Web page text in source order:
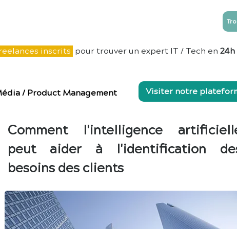
inscrits pour trouver un expert IT / Tech en 24h
/ Product Management Visiter notre
Comment l'intelligence
peut aider à l'identification
besoins des clients